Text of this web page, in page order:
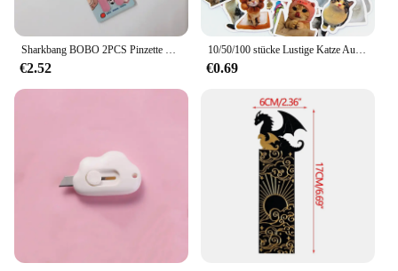
€2.52 €0.69